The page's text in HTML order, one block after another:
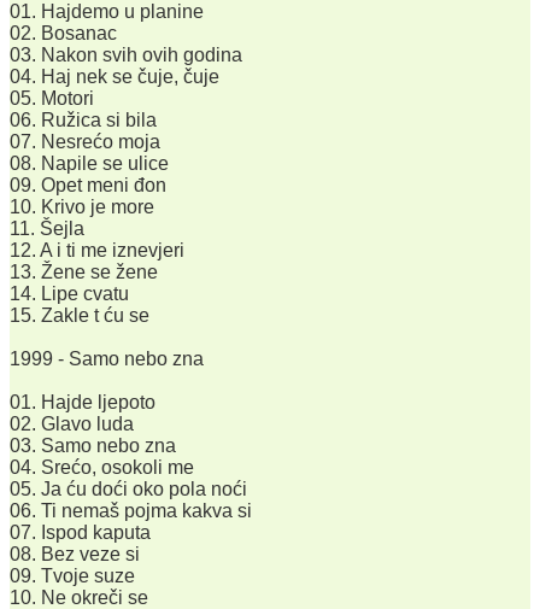
01. Hajdemo u planine
02. Bosanac
03. Nakon svih ovih godina
04. Haj nek se čuje, čuje
05. Motori
06. Ružica si bila
07. Nesrećo moja
08. Napile se ulice
09. Opet meni đon
10. Krivo je more
11. Šejla
12. A i ti me iznevjeri
13. Žene se žene
14. Lipe cvatu
15. Zakle t ću se
1999 - Samo nebo zna
01. Hajde ljepoto
02. Glavo luda
03. Samo nebo zna
04. Srećo, osokoli me
05. Ja ću doći oko pola noći
06. Ti nemaš pojma kakva si
07. Ispod kaputa
08. Bez veze si
09. Tvoje suze
10. Ne okreči se